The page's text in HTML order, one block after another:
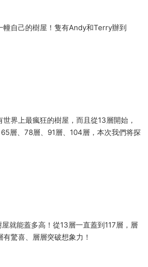
幢自己的樹屋！隻有Andy和Terry辦到
界上最瘋狂的樹屋，而且從13層開始，
層、78層、91層、104層，本次我們将探
屋就能蓋多高！從13層一直蓋到117層，層
驚喜、層層突破想象力！